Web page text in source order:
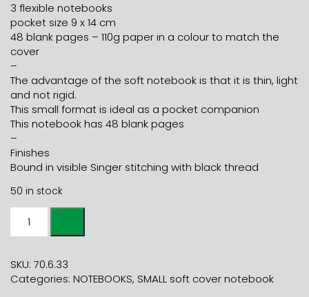
3 flexible notebooks
pocket size 9 x 14 cm
48 blank pages – 110g paper in a colour to match the
cover
–
The advantage of the soft notebook is that it is thin, light
and not rigid.
This small format is ideal as a pocket companion
This notebook has 48 blank pages
–
Finishes
Bound in visible Singer stitching with black thread
50 in stock
SOFT
NOTEBOOKS
SKELETONS
quantity
SKU: 70.6.33
Categories: NOTEBOOKS, SMALL soft cover notebook